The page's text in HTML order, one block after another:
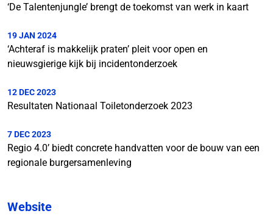
‘De Talentenjungle’ brengt de toekomst van werk in kaart
19 JAN 2024
‘Achteraf is makkelijk praten’ pleit voor open en
nieuwsgierige kijk bij incidentonderzoek
12 DEC 2023
Resultaten Nationaal Toiletonderzoek 2023
7 DEC 2023
Regio 4.0’ biedt concrete handvatten voor de bouw van een
regionale burgersamenleving
Website